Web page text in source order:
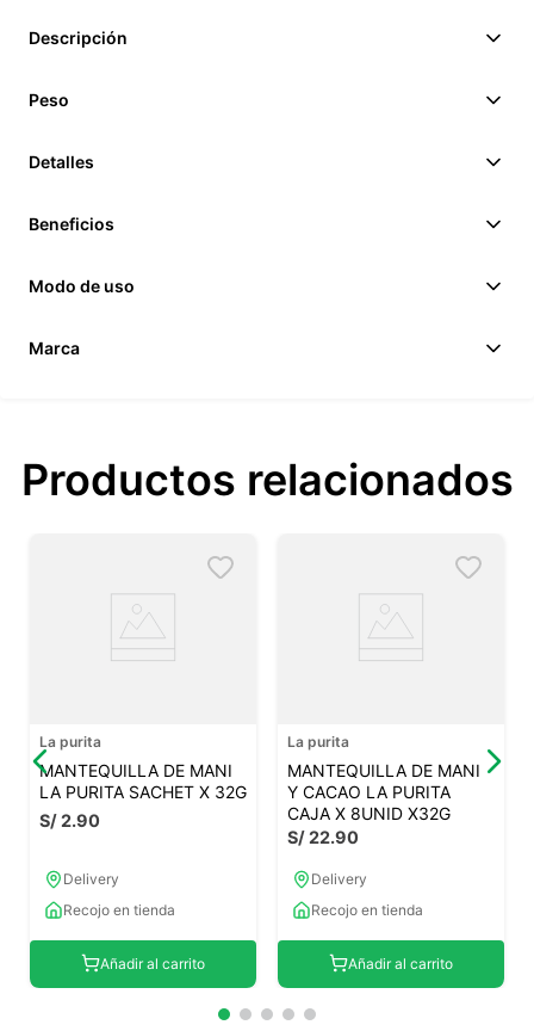
Descripción
Peso
Detalles
Beneficios
Modo de uso
Marca
Productos relacionados
La purita
MANTEQUILLA DE MANI
LA PURITA SACHET X 32G
S/2.90
Delivery
Recojo en tienda
Añadir al carrito
La purita
MANTEQUILLA DE MANI
Y CACAO LA PURITA
CAJA X 8UNID X32G
S/22.90
Delivery
Recojo en tienda
Añadir al carrito